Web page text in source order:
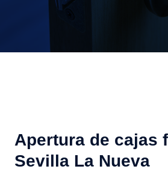
Apertura de cajas
Sevilla La Nueva